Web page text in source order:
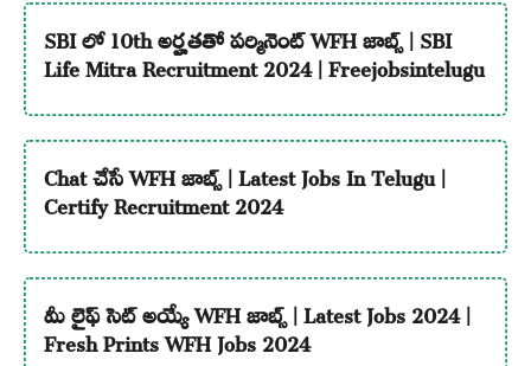
SBI లో 10th అర్హతతో పర్మినెంట్ WFH జాబ్స్ | SBI
Life Mitra Recruitment 2024 | Freejobsintelugu
Chat చేసే WFH జాబ్స్ | Latest Jobs In Telugu |
Certify Recruitment 2024
మీ లైఫ్ సెట్ అయ్యే WFH జాబ్స్ | Latest Jobs 2024 |
Fresh Prints WFH Jobs 2024